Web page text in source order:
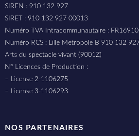
SIREN : 910 132 927
SIRET : 910 132 927 00013
Numéro TVA Intracommunautaire :
Numéro RCS : Lille Metropole B 910 132 927
Arts du spectacle vivant (9001Z)
N° Licences de Production :
– License 2-1106275
– License 3-1106293
NOS PARTENAIRES